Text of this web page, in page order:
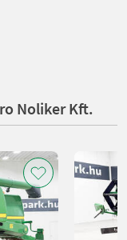
Noliker Kft.